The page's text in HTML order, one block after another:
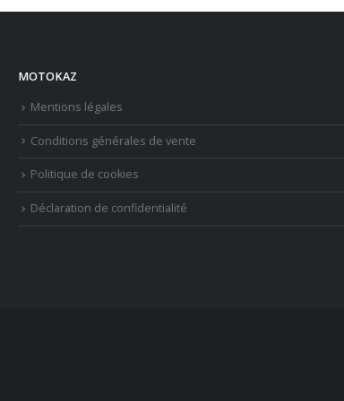
MOTOKAZ
Mentions légales
Conditions générales de vente
Politique de cookies
Déclaration de confidentialité